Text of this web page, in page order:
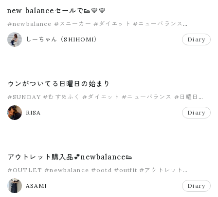
new balanceセールで👟💙💙
#newbalance #スニーカー #ダイエット #ニューバランス
#ファッション
しーちゃん（SHIHOMI）
Diary
ウンがついてる日曜日の始まり
#SUNDAY #むすめふく #ダイエット #ニューバランス #日曜日
#購入品
RISA
Diary
アウトレット購入品💕newbalance👟
#OUTLET #newbalance #ootd #outfit #アウトレット
#ニューバランス
ASAMI
Diary